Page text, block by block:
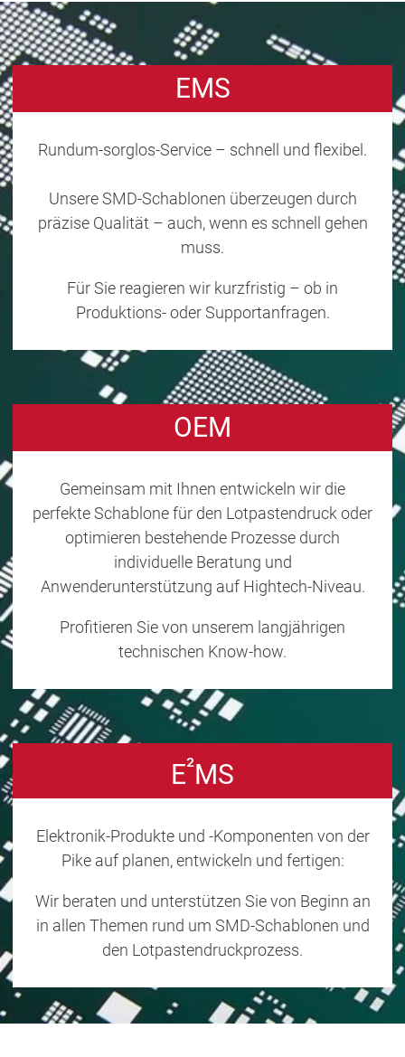
EMS
Rundum-sorglos-Service – schnell und flexibel.
Unsere SMD-Schablonen überzeugen durch
präzise Qualität – auch, wenn es schnell gehen
muss.
Für Sie reagieren wir kurzfristig – ob in
Produktions- oder Supportanfragen.
OEM
Gemeinsam mit Ihnen entwickeln wir die
perfekte Schablone für den Lotpastendruck oder
optimieren bestehende Prozesse durch
individuelle Beratung und
Anwenderunterstützung auf Hightech-Niveau.
Profitieren Sie von unserem langjährigen
technischen Know-how.
E²MS
Elektronik-Produkte und -Komponenten von der
Pike auf planen, entwickeln und fertigen:
Wir beraten und unterstützen Sie von Beginn an
in allen Themen rund um SMD-Schablonen und
den Lotpastendruckprozess.